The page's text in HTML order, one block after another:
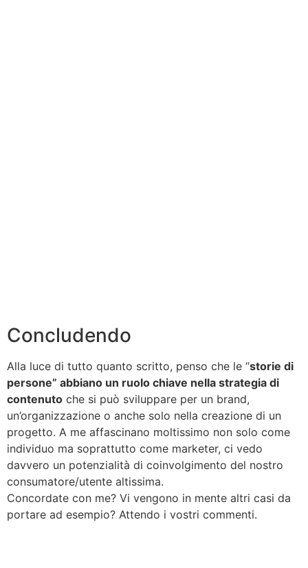
Concludendo
Alla luce di tutto quanto scritto, penso che le “storie di
persone” abbiano un ruolo chiave nella strategia di
contenuto che si può sviluppare per un brand,
un’organizzazione o anche solo nella creazione di un
progetto. A me affascinano moltissimo non solo come
individuo ma soprattutto come marketer, ci vedo
davvero un potenzialità di coinvolgimento del nostro
consumatore/utente altissima.
Concordate con me? Vi vengono in mente altri casi da
portare ad esempio? Attendo i vostri commenti.